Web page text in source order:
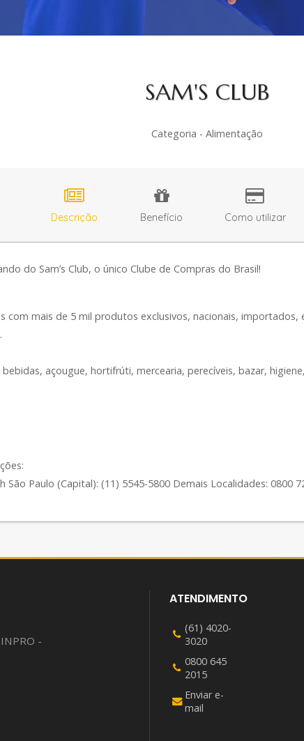
SAM'S CLUB
Categoria - Alimentação
Descrição Benefício Como utilizar
do Sam’s Club, o único Clube de Compras do Brasil!
com mais de 5 mil produtos exclusivos, nacionais,
açougue, hortifrúti, mercearia, perecíveis, bazar,
Paulo (Capital): (11) 5545-5800 Demais Localidades: 0800
-
ATENDIMENTO
(61) 4020-
3020
0800 645
2015
Enviar e-
mail